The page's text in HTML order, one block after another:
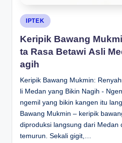
Posted
in
IPTEK
Keripik Bawang
ta Rasa Betawi Asli
agih
Keripik Bawang Mukmin:
li Medan yang Bikin Nagih -
ngemil yang bikin kangen itu
Bawang Mukmin – keripik
diproduksi langsung dari Medan
temurun. Sekali gigit,…